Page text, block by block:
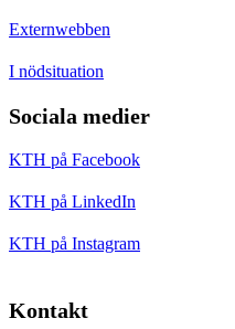
Externwebben
I nödsituation
Sociala medier
KTH på Facebook
KTH på LinkedIn
KTH på Instagram
Kontakt